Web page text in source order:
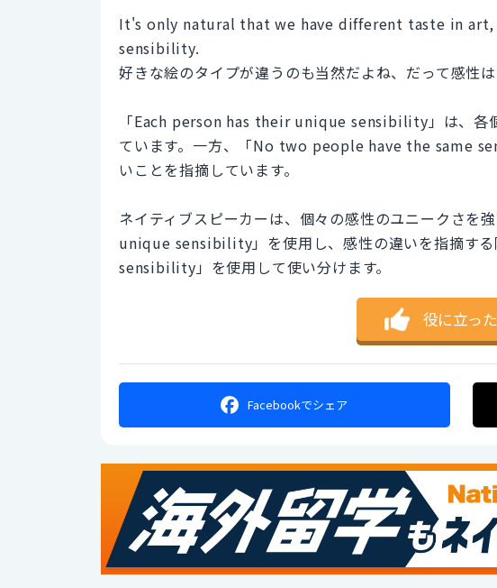
It's only natural that we have different taste in art,
sensibility.
好きな絵のタイプが違うのも当然だよね、だって感性は
「Each person has their unique sensibility」は、各
ています。一方、「No two people have the same
いことを指摘しています。
ネイティブスピーカーは、個々の感性のユニークさ
unique sensibility」を使用し、感性の違いを指摘す
sensibility」を使用して使い分けます。
役に立った
Facebookでシェア